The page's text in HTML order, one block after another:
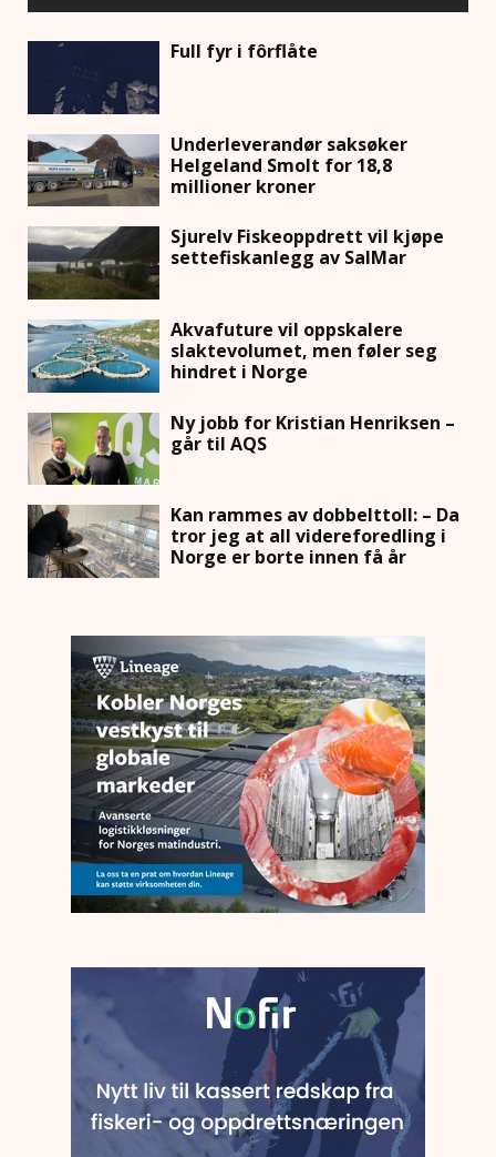
Full fyr i fôrflåte
Underleverandør saksøker
Helgeland Smolt for 18,8
millioner kroner
Sjurelv Fiskeoppdrett vil kjøpe
settefiskanlegg av SalMar
Akvafuture vil oppskalere
slaktevolumet, men føler seg
hindret i Norge
Ny jobb for Kristian Henriksen –
går til AQS
Kan rammes av dobbelttoll: – Da
tror jeg at all videreforedling i
Norge er borte innen få år